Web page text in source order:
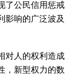
了公民信用惩戒
影响的广泛波及
对人的权利造成
，新型权力的数